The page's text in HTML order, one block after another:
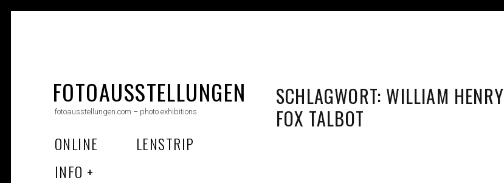
FOTOAUSSTELLUNGEN
fotoausstellungen.com – photo exhibitions
ONLINE
LENSTRIP
INFO
SCHLAGWORT: WILLIAM HENRY
FOX TALBOT